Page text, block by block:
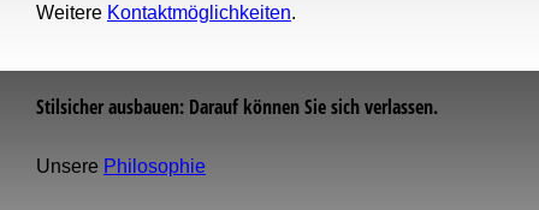
Weitere Kontaktmöglichkeiten.
Stilsicher ausbauen: Darauf können Sie sich verlassen.
Unsere Philosophie